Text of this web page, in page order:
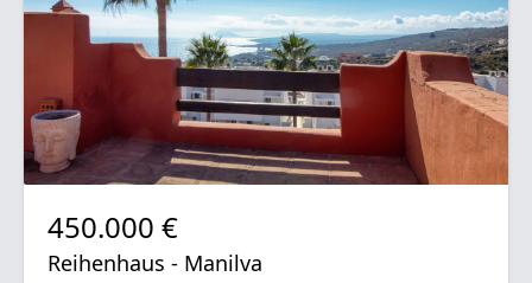
450.000 €
Reihenhaus - Manilva